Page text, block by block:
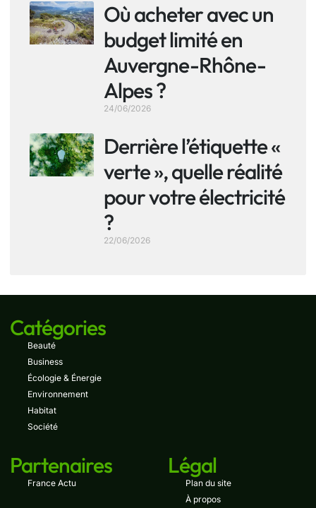
Où acheter avec un
budget limité en
Auvergne-Rhône-
Alpes ?
24/06/2026
Derrière l’étiquette «
verte », quelle réalité
pour votre électricité
?
22/06/2026
Catégories
Beauté
Business
Écologie & Énergie
Environnement
Habitat
Société
Partenaires
France Actu
Légal
Plan du site
À propos